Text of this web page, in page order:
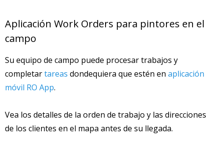
Aplicación Work Orders para pintores en el
campo
Su equipo de campo puede procesar trabajos y
completartareas dondequiera que estén en aplicación
móvil RO App.
Vea los detalles de la orden de trabajo y las direcciones
de los clientes en el mapa antes de su llegada.